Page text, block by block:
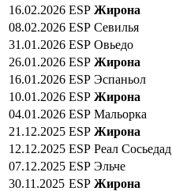
16.02.2026 ESP Жирона
08.02.2026 ESP Севилья
31.01.2026 ESP Овьедо
26.01.2026 ESP Жирона
16.01.2026 ESP Эспаньол
10.01.2026 ESP Жирона
04.01.2026 ESP Мальорка
21.12.2025 ESP Жирона
12.12.2025 ESP Реал Сосьедад
07.12.2025 ESP Эльче
30.11.2025 ESP Жирона